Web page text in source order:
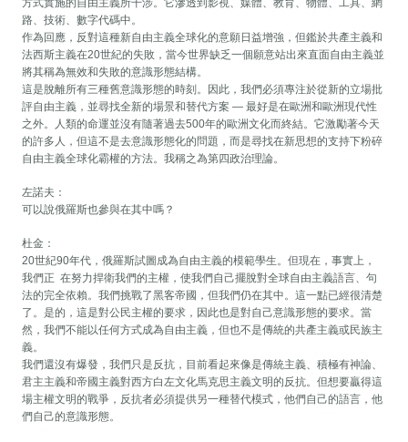
路、技術、數字代碼中。
作為回應，反對這種新自由主義全球化的意願日益增強，但鑑於共產主義和
法西斯主義在20世紀的失敗，當今世界缺乏一個願意站出來直面自由主義並
將其稱為無效和失敗的意識形態結構。
這是脫離所有三種舊意識形態的時刻。因此，我們必須專注於從新的立場批
評自由主義，並尋找全新的場景和替代方案 — 最好是在歐洲和歐洲現代性
之外。人類的命運並沒有隨著過去500年的歐洲文化而終結。它激勵著今天
的許多人，但這不是去意識形態化的問題，而是尋找在新思想的支持下粉碎
自由主義全球化霸權的方法。我稱之為第四政治理論。
左諾夫：
可以說俄羅斯也參與在其中嗎？
杜金：
20世紀90年代，俄羅斯試圖成為自由主義的模範學生。但現在，事實上，
我們正 在努力捍衛我們的主權，使我們自己擺脫對全球自由主義語言、句
法的完全依賴。我們挑戰了黑客帝國，但我們仍在其中。這一點已經很清楚
了。是的，這是對公民主權的要求，因此也是對自己意識形態的要求。當
然，我們不能以任何方式成為自由主義，但也不是傳統的共產主義或民族主
義。
我們還沒有爆發，我們只是反抗，目前看起來像是傳統主義、積極有神論、
君主主義和帝國主義對西方白左文化馬克思主義文明的反抗。但想要贏得這
場主權文明的戰爭，反抗者必須提供另一種替代模式，他們自己的語言，他
們自己的意識形態。